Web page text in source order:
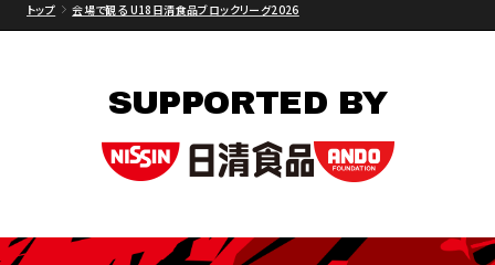
トップ 会場で観る U18日清食品ブロックリーグ2026
SUPPORTED BY